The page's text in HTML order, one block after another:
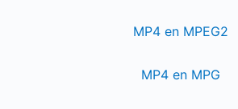
MP4 en MPEG2
MP4 en MPG